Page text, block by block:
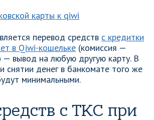
перевод средств с кредитки
в Qiwi-кошельке (комиссия —
— вывод на любую другую карту. В
снятии денег в банкомате того же
минимальными.
с ТКС при